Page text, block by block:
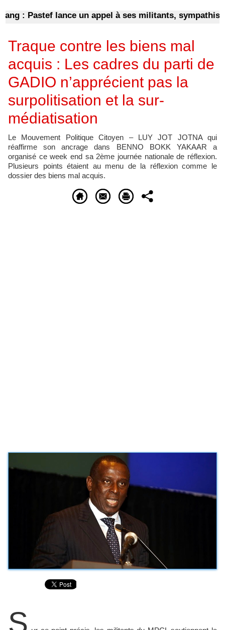
: Pastef lance un appel à ses militants,
Traque contre les biens mal
acquis : Les cadres du parti de
GADIO n’apprécient pas la
surpolitisation et la sur-
médiatisation
Le Mouvement Politique Citoyen – LUY JOT JOTNA qui
réaffirme son ancrage dans BENNO BOKK YAKAAR a
organisé ce week end sa 2ème journée nationale de réflexion.
Plusieurs points étaient au menu de la réflexion comme le
dossier des biens mal acquis.
S